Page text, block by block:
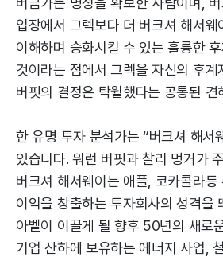
입장에서 그렉보다 더 버크셔 해서
이해하며 승화시킬 수 있는 훌륭한
것이라는 점에서 그렉을 자신의 후계
버핏의 결정은 탁월했다는 공통된 견
한 유명 투자 분석가는 “버크셔 해서
있습니다. 워런 버핏과 찰리 멍거가
버크셔 해서웨이는 애플, 코카콜라등
이익을 창출하는 투자회사의 성격을
아벨이 이끌게 될 향후 50년의 새로
기업 산하에 보유하는 에너지 사업,